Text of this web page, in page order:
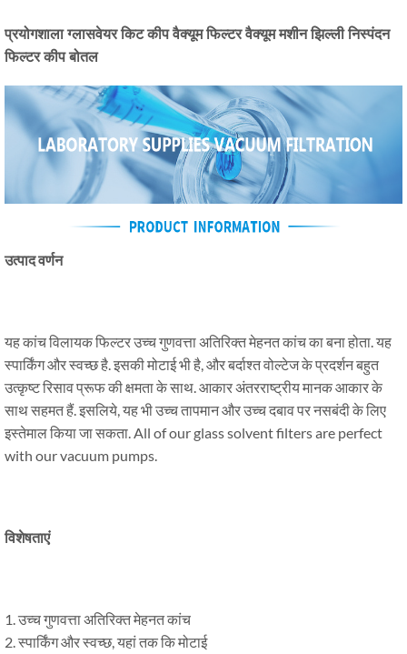
प्रयोगशाला ग्लासवेयर किट कीप वैक्यूम फिल्टर वैक्यूम मशीन झिल्ली निस्पंदन
फिल्टर कीप बोतल
उत्पाद वर्णन
यह कांच विलायक फिल्टर उच्च गुणवत्ता अतिरिक्त मेहनत कांच का बना होता. यह
स्पार्किंग और स्वच्छ है. इसकी मोटाई भी है, और बर्दाश्त वोल्टेज के प्रदर्शन बहुत
उत्कृष्ट रिसाव प्रूफ की क्षमता के साथ. आकार अंतरराष्ट्रीय मानक आकार के
साथ सहमत हैं. इसलिये, यह भी उच्च तापमान और उच्च दबाव पर नसबंदी के लिए
इस्तेमाल किया जा सकता.All of our glass solvent filters are perfect
with our vacuum pumps.
विशेषताएं
1. उच्च गुणवत्ता अतिरिक्त मेहनत कांच
2. स्पार्किंग और स्वच्छ, यहां तक ​​कि मोटाई